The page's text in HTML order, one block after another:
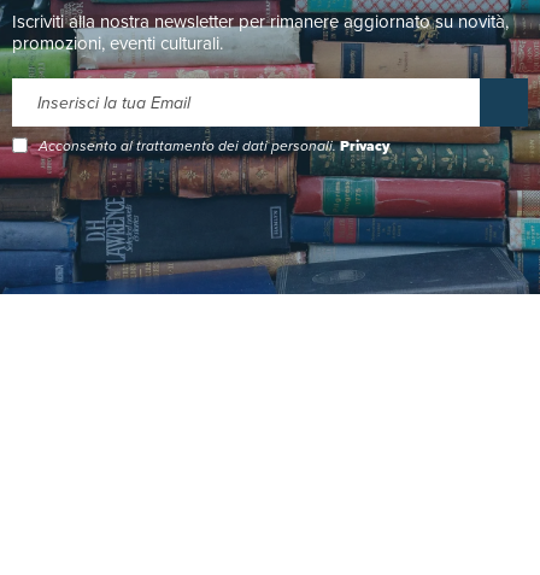
Iscriviti alla nostra newsletter per rimanere aggiornato su novità,
promozioni, eventi culturali.
Acconsento al trattamento dei dati personali.Privacy